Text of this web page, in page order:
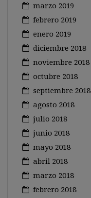
marzo 2019
febrero 2019
enero 2019
diciembre 2018
noviembre 2018
octubre 2018
septiembre 2018
agosto 2018
julio 2018
junio 2018
mayo 2018
abril 2018
marzo 2018
febrero 2018